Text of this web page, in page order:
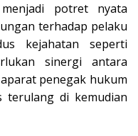
potret nyata
terhadap pelaku
kejahatan seperti
sinergi antara
penegak hukum
di kemudian